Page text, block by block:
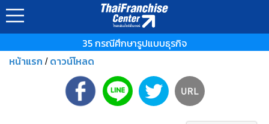
35 กรณีศึกษารูปแบบธุรกิจ
หน้าแรก / ดาวน์โหลด